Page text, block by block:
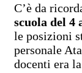
C’è da
scuola del 4
le posizioni
personale
docenti era